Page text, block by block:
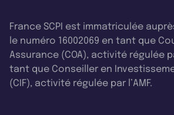
France SCPI est immatriculée
le numéro 16002069 en tant que
Assurance (COA), activité régulée
tant que Conseiller en
(CIF), activité régulée par l’AMF.